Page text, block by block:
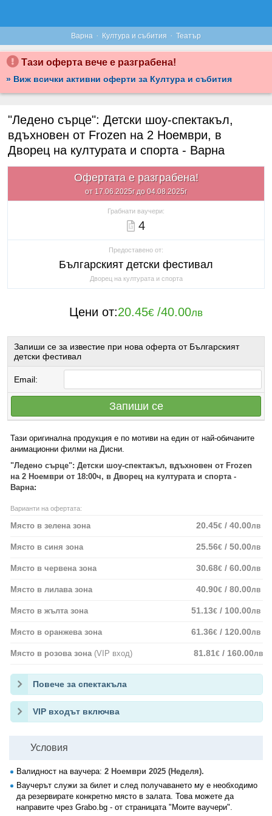
Варна · Култура и събития · Театър
Тази оферта вече е разграбена!
» Виж всички активни оферти за Култура и събития
"Ледено сърце": Детски шоу-спектакъл,
вдъхновен от Frozen на 2 Ноември, в
Дворец на културата и спорта - Варна
Офертата е разграбена!
от 17.06.2025г до 04.08.2025г
Грабнати ваучери:
4
Предоставено от:
Българският детски фестивал
Дворец на културата и спорта
Цени от:20.45€ /40.00лв
Запиши се за известие при нова оферта от Българският
детски фестивал
Email:
Запиши се
Тази оригинална продукция е по мотиви на един от най-обичаните
анимационни филми на Дисни.
"Ледено сърце": Детски шоу-спектакъл, вдъхновен от Frozen
на 2 Ноември от 18:00ч, в Дворец на културата и спорта -
Варна:
Варианти на офертата:
Място в зелена зона 20.45€ / 40.00лв
Място в синя зона 25.56€ / 50.00лв
Място в червена зона 30.68€ / 60.00лв
Място в лилава зона 40.90€ / 80.00лв
Място в жълта зона 51.13€ / 100.00лв
Място в оранжева зона 61.36€ / 120.00лв
Място в розова зона (VIP вход) 81.81€ / 160.00лв
Повече за спектакъла
VIP входът включва
Условия
Валидност на ваучера: 2 Ноември 2025 (Неделя).
Ваучерът служи за билет и след получаването му е необходимо
да резервирате конкретно място в залата. Това можете да
направите чрез Grabo.bg - от страницата "Моите ваучери".